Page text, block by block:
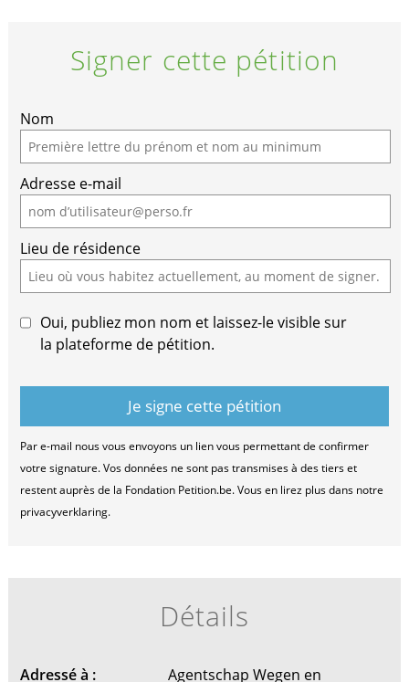
Signer cette pétition
If
you
are
a
human,
ignore
this
field
Nom
Adresse e-mail
Lieu de résidence
Oui, publiez mon nom et laissez-le visible sur
la plateforme de pétition.
Par e-mail nous vous envoyons un lien vous permettant de confirmer
votre signature. Vos données ne sont pas transmises à des tiers et
restent auprès de la Fondation Petition.be. Vous en lirez plus dans notre
privacyverklaring.
Détails
Adressé à : Agentschap Wegen en